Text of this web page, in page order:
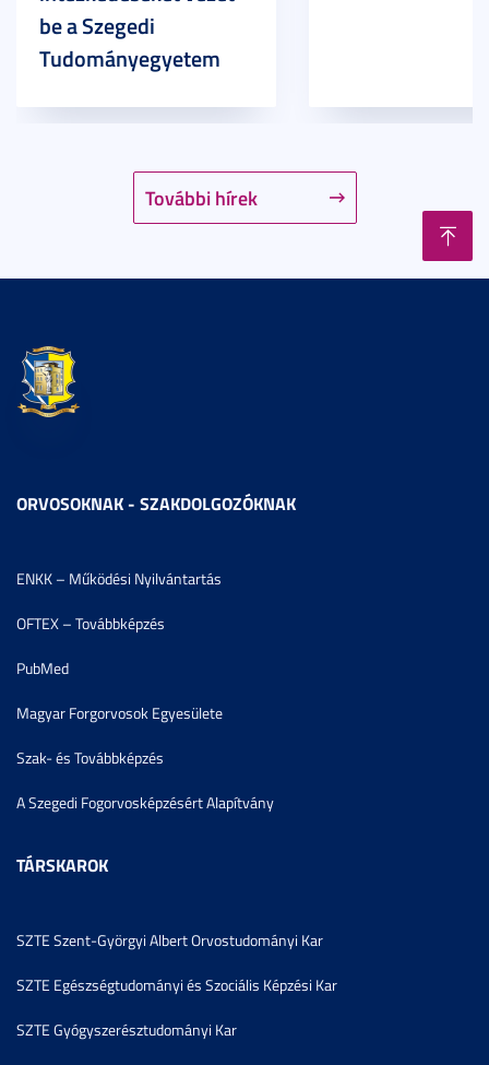
További hírek
be a Szegedi
Tudományegyetem
ORVOSOKNAK - SZAKDOLGOZÓKNAK
ENKK – Működési Nyilvántartás
OFTEX – Továbbképzés
PubMed
Magyar Forgorvosok Egyesülete
Szak- és Továbbképzés
A Szegedi Fogorvosképzésért Alapítvány
TÁRSKAROK
SZTE Szent-Györgyi Albert Orvostudományi Kar
SZTE Egészségtudományi és Szociális Képzési Kar
SZTE Gyógyszerésztudományi Kar